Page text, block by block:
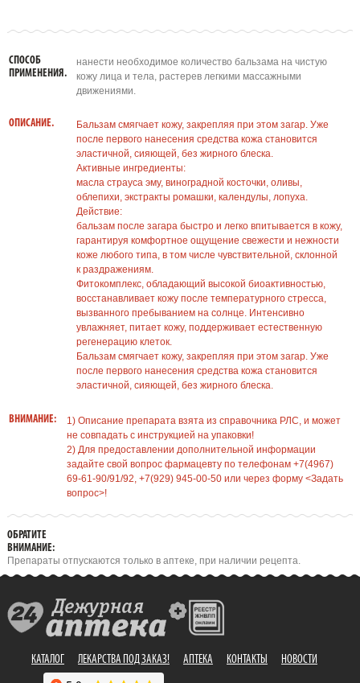
СПОСОБ
ПРИМЕНЕНИЯ.
нанести необходимое количество бальзама на чистую
кожу лица и тела, растерев легкими массажными
движениями.
ОПИСАНИЕ.
Бальзам смягчает кожу, закрепляя при этом загар. Уже
после первого нанесения средства кожа становится
эластичной, сияющей, без жирного блеска.
Активные ингредиенты:
масла страуса эму, виноградной косточки, оливы,
облепихи, экстракты ромашки, календулы, лопуха.
Действие:
бальзам после загара быстро и легко впитывается в кожу,
гарантируя комфортное ощущение свежести и нежности
коже любого типа, в том числе чувствительной, склонной
к раздражениям.
Фитокомплекс, обладающий высокой биоактивностью,
восстанавливает кожу после температурного стресса,
вызванного пребыванием на солнце. Интенсивно
увлажняет, питает кожу, поддерживает естественную
регенерацию клеток.
Бальзам смягчает кожу, закрепляя при этом загар. Уже
после первого нанесения средства кожа становится
эластичной, сияющей, без жирного блеска.
ВНИМАНИЕ:
1) Описание препарата взята из справочника РЛС, и может
не совпадать с инструкцией на упаковки!
2) Для предоставлении дополнительной информации
задайте свой вопрос фармацевту по телефонам +7(4967)
69-61-90/91/92, +7(929) 945-00-50 или через форму <Задать
вопрос>!
ОБРАТИТЕ
ВНИМАНИЕ:
Препараты отпускаются только в аптеке, при наличии рецепта.
КАТАЛОГ ЛЕКАРСТВА ПОД ЗАКАЗ! АПТЕКА КОНТАКТЫ НОВОСТИ